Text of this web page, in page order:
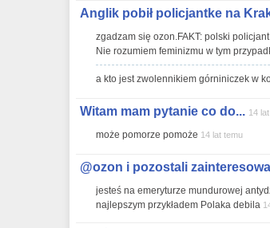
Anglik pobił policjantke na
zgadzam się ozon.FAKT: polski
Nie rozumiem feminizmu w tym
a kto jest zwolennikiem górniniczek w
Witam mam pytanie co do... 14
może pomorze pomoże 14 lat temu
@ozon i pozostali
jesteś na emeryturze mundurowej
najlepszym przykładem Polaka debila